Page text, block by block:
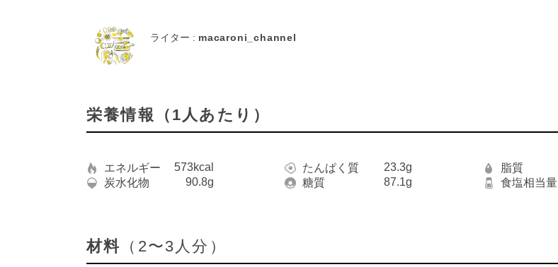
ライター : macaroni_channel
栄養情報（1人あたり）
エネルギー 573kcal たんぱく質 23.3g 脂質
炭水化物
90.8g 糖質 87.1g 食塩相当量
材料 （2〜3人分）